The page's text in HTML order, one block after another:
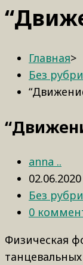
Главная>
Без
anna ..
02.06.2020
Без
0
Физическая